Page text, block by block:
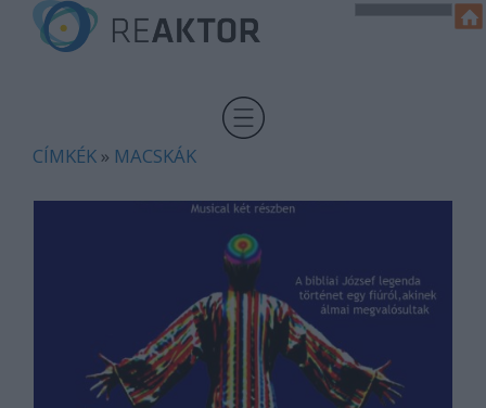
CÍMKÉK » MACSKÁK